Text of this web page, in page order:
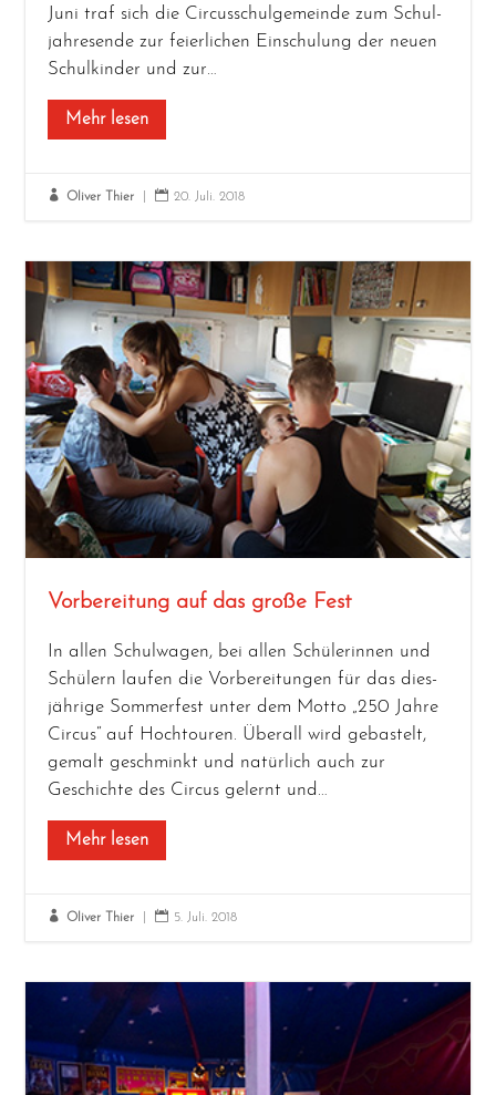
Juni traf sich die Cir­cus­schul­ge­mein­de zum Schul­
jah­res­en­de zur fei­er­li­chen Ein­schu­lung der neu­en
Schul­kin­der und zur…
Mehr lesen
 Oliver Thier  20. Juli. 2018
Vorbereitung auf das große Fest
In allen Schul­wa­gen, bei allen Schü­le­rin­nen und
Schü­lern lau­fen die Vor­be­rei­tun­gen für das dies­
jäh­ri­ge Som­mer­fest unter dem Mot­to „250 Jah­re
Cir­cus“ auf Hoch­tou­ren. Über­all wird gebas­telt,
gemalt geschminkt und natür­lich auch zur
Geschich­te des Cir­cus gelernt und…
Mehr lesen
 Oliver Thier  5. Juli. 2018